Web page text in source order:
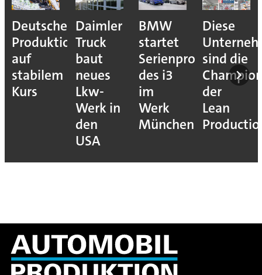
Deutsche
Produktion
auf
stabilem
Kurs
Daimler
Truck
baut
neues
Lkw-
Werk in
den
USA
BMW
startet
Serienproduktion
des i3
im
Werk
München
Diese
sind die
der
Lean